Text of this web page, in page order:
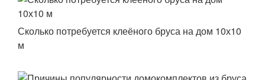
Сколько потребуется клеёного бруса на дом 10х10
м